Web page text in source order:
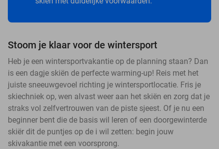
Stoom je klaar voor de wintersport
Heb je een wintersportvakantie op de planning staan? Dan
is een dagje skiën de perfecte warming-up! Reis met het
juiste sneeuwgevoel richting je wintersportlocatie. Fris je
skiechniek op, wen alvast weer aan het skiën en zorg dat je
straks vol zelfvertrouwen van de piste sjeest. Of je nu een
beginner bent die de basis wil leren of een doorgewinterde
skiër dit de puntjes op de i wil zetten: begin jouw
skivakantie met een voorsprong.